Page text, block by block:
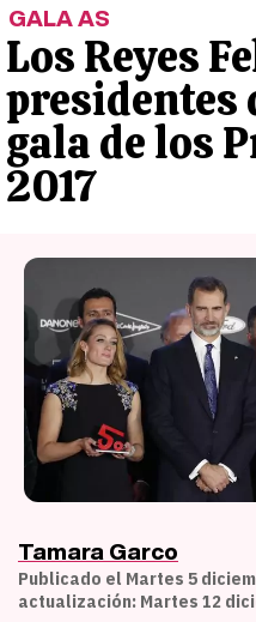
GALA AS
Los Reyes
presidentes
gala de los
2017
Tamara Garco
Publicado el Martes 5
actualización: Martes 12